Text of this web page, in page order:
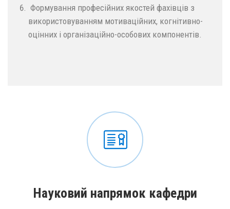
Формування професійних якостей фахівців з
використовуванням мотиваційних, когнітивно-
оцінних і організаційно-особових компонентів.
Науковий напрямок кафедри